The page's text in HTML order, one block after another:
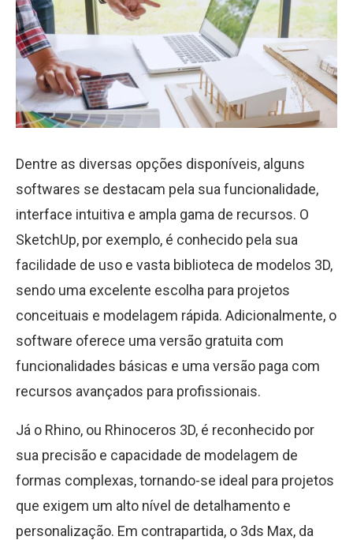
Dentre as diversas opções disponíveis, alguns
softwares se destacam pela sua funcionalidade,
interface intuitiva e ampla gama de recursos. O
SketchUp, por exemplo, é conhecido pela sua
facilidade de uso e vasta biblioteca de modelos 3D,
sendo uma excelente escolha para projetos
conceituais e modelagem rápida. Adicionalmente, o
software oferece uma versão gratuita com
funcionalidades básicas e uma versão paga com
recursos avançados para profissionais.
Já o Rhino, ou Rhinoceros 3D, é reconhecido por
sua precisão e capacidade de modelagem de
formas complexas, tornando-se ideal para projetos
que exigem um alto nível de detalhamento e
personalização. Em contrapartida, o 3ds Max, da